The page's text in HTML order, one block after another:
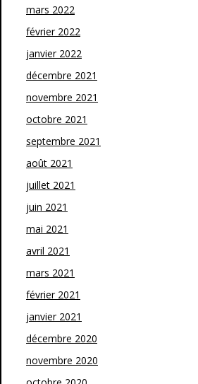
mars 2022
février 2022
janvier 2022
décembre 2021
novembre 2021
octobre 2021
septembre 2021
août 2021
juillet 2021
juin 2021
mai 2021
avril 2021
mars 2021
février 2021
janvier 2021
décembre 2020
novembre 2020